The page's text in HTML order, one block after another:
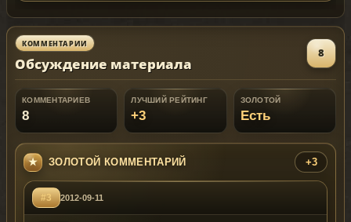
КОММЕНТАРИИ
Обсуждение материала
8
КОММЕНТАРИЕВ
8
ЛУЧШИЙ РЕЙТИНГ
+3
ЗОЛОТОЙ
Есть
ЗОЛОТОЙ КОММЕНТАРИЙ +3
#3 2012-09-11